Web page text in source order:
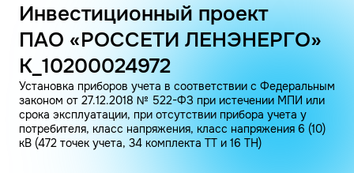
Инвестиционный проект
ПАО «РОССЕТИ ЛЕНЭНЕРГО»
K_10200024972
Установка приборов учета в соответствии с Федеральным
законом от 27.12.2018 № 522-ФЗ при истечении МПИ или
срока эксплуатации, при отсутствии прибора учета у
потребителя, класс напряжения, класс напряжения 6 (10)
кВ (472 точек учета, 34 комплекта ТТ и 16 ТН)